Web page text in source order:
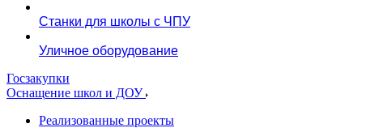
Станки для школы с ЧПУ
Уличное оборудование
Госзакупки
Оснащение школ и ДОУ
Реализованные проекты